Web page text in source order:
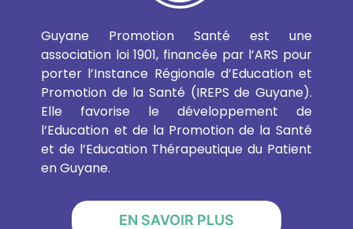
Guyane Promotion Santé est une
association loi 1901, financée par l’ARS pour
porter l’Instance Régionale d’Education et
Promotion de la Santé (IREPS de Guyane).
Elle favorise le développement de
l’Education et de la Promotion de la Santé
et de l’Education Thérapeutique du Patient
en Guyane.
EN SAVOIR PLUS